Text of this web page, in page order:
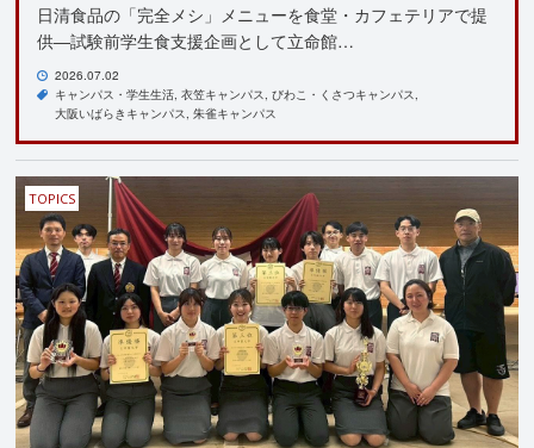
日清食品の「完全メシ」メニューを食堂・カフェテリアで提
供―試験前学生食支援企画として立命館…
2026.07.02
キャンパス・学生生活 衣笠キャンパス びわこ・くさつキャンパス
大阪いばらきキャンパス 朱雀キャンパス
TOPICS